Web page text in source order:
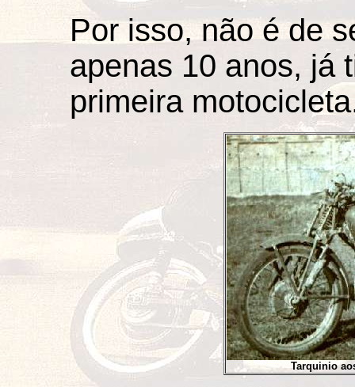
Por isso, não é de
apenas 10 anos, já
primeira
Tarquinio